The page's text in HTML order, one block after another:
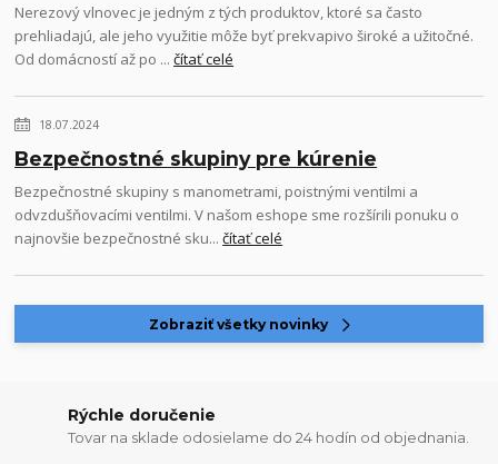
Nerezový vlnovec je jedným z tých produktov, ktoré sa často
prehliadajú, ale jeho využitie môže byť prekvapivo široké a užitočné.
Od domácností až po ...čítať celé
18.07.2024
Bezpečnostné skupiny pre kúrenie
Bezpečnostné skupiny s manometrami, poistnými ventilmi a
odvzdušňovacími ventilmi. V našom eshope sme rozšírili ponuku o
najnovšie bezpečnostné sku...čítať celé
Zobraziť všetky novinky
Rýchle doručenie
Tovar na sklade odosielame do 24 hodín od objednania.